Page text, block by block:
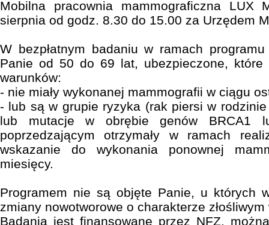
Mobilna pracownia mammograficzna LUX
sierpnia od godz. 8.30 do 15.00 za Urzędem
W bezpłatnym badaniu w ramach
Panie od 50 do 69 lat, ubezpieczone, które
warunków:
- nie miały wykonanej mammografii w ciągu
- lub są w grupie ryzyka (rak piersi w
lub mutacje w obrębie genów BRCA1
poprzedzającym otrzymały w ramach
wskazanie do wykonania ponownej
miesięcy.
Programem nie są objęte Panie, u których
zmiany nowotworowe o charakterze złośliwym
Badania jest finansowane przez NFZ,